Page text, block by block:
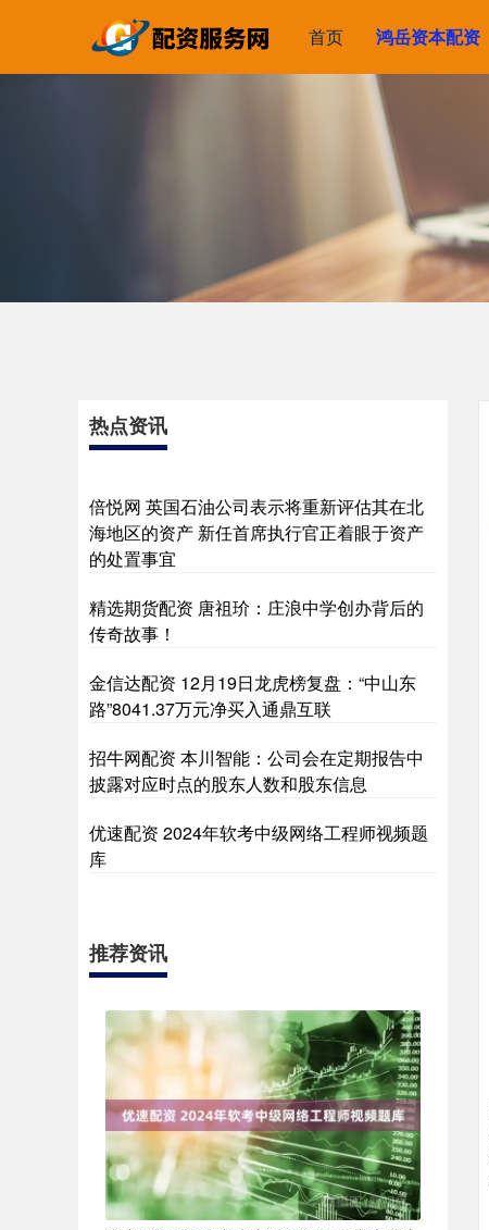
首页 鸿岳资本配资
热点资讯
倍悦网 英国石油公司表示将重新评估其在北
海地区的资产 新任首席执行官正着眼于资产
的处置事宜
精选期货配资 唐祖玠：庄浪中学创办背后的
传奇故事！
金信达配资 12月19日龙虎榜复盘：“中山东
路”8041.37万元净买入通鼎互联
招牛网配资 本川智能：公司会在定期报告中
披露对应时点的股东人数和股东信息
优速配资 2024年软考中级网络工程师视频题
库
推荐资讯